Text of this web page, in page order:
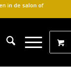
in de salon of